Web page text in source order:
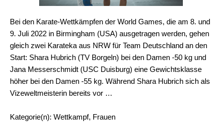
Bei den Karate-Wettkämpfen der World Games, die am 8. und
9. Juli 2022 in Birmingham (USA) ausgetragen werden, gehen
gleich zwei Karateka aus NRW für Team Deutschland an den
Start: Shara Hubrich (TV Borgeln) bei den Damen -50 kg und
Jana Messerschmidt (USC Duisburg) eine Gewichtsklasse
höher bei den Damen -55 kg. Während Shara Hubrich sich als
Vizeweltmeisterin bereits vor …
Kategorie(n): Wettkampf, Frauen